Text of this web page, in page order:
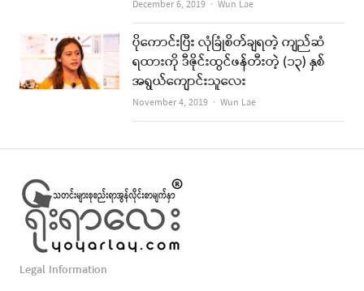
December 6, 2019 Author
Wun Lae
ပိုကောင်းပြီး လုံခြုံစိတ်ချရတဲ့ ကျည်ဆံ
ရထားကို ဒီဇိုင်းထွင်ဖန်တီးတဲ့ (၁၃) နှစ်
အရွယ်ကျောင်းသူလေး
November 4, 2019 Author
Wun Lae
Legal Information